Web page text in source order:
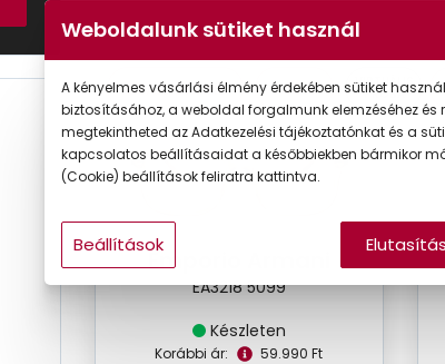
CSAK ONLINE -40%
VIRTUÁLIS
PRÓBA
Emporio Armani
EA3218 5099
Készleten
Korábbi ár: 59.990 Ft
Weboldalunk sütiket használ
A kényelmes vásárlási élmény érdekében sütiket
biztosításához, a weboldal forgalmunk elemzéséhez
megtekintheted az Adatkezelési tájékoztatónkat és a
kapcsolatos beállításaidat a későbbiekben bármikor
(Cookie) beállítások feliratra kattintva.
Beállítások Elutasítás